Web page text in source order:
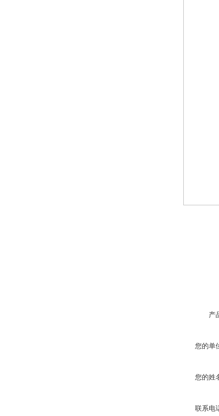
产
您的单
您的姓
联系电